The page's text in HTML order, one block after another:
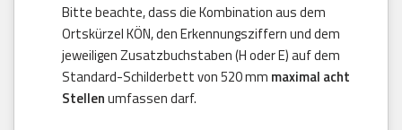
Bitte beachte, dass die Kombination aus dem
Ortskürzel KÖN, den Erkennungsziffern und dem
jeweiligen Zusatzbuchstaben (H oder E) auf dem
Standard-Schilderbett von 520 mm maximal acht
Stellenumfassen darf.